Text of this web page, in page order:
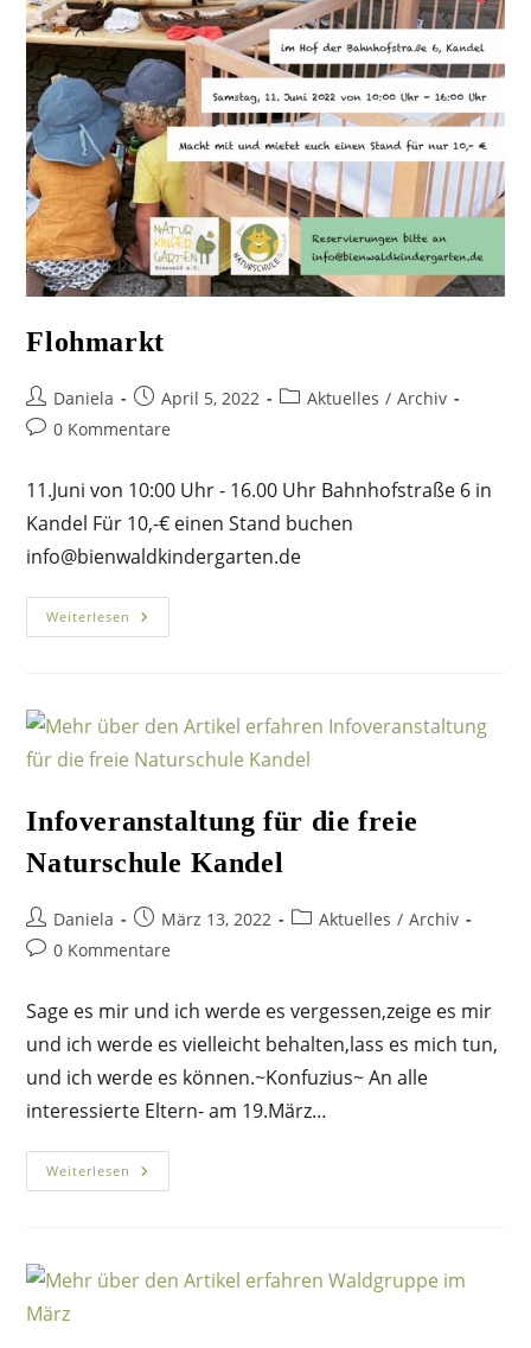
Flohmarkt
Beitrags-
Autor:
Daniela
Beitrag
veröffentlicht:
April 5, 2022
Beitrags-
Aktuelles / Archiv
Beitrags-
0 Kommentare
11.Juni von 10:00 Uhr - 16.00 Uhr Bahnhofstraße 6 in
Kandel Für 10,-€ einen Stand buchen
info@bienwaldkindergarten.de
Weiterlesen Flohmarkt
Infoveranstaltung für die freie
Naturschule Kandel
Beitrags-
Autor:
Daniela
Beitrag
veröffentlicht:
März 13, 2022
Beitrags-
Aktuelles / Archiv
Beitrags-
0 Kommentare
Sage es mir und ich werde es vergessen,zeige es mir
und ich werde es vielleicht behalten,lass es mich tun,
und ich werde es können.~Konfuzius~ An alle
interessierte Eltern- am 19.März…
Weiterlesen Infoveranstaltung
Für